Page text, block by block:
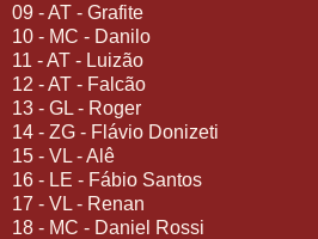
09 - AT - Grafite
10 - MC - Danilo
11 - AT - Luizão
12 - AT - Falcão
13 - GL - Roger
14 - ZG - Flávio Donizeti
15 - VL - Alê
16 - LE - Fábio Santos
17 - VL - Renan
18 - MC - Daniel Rossi